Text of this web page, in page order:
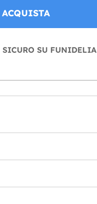
ACQUISTA
SU FUNIDELIA